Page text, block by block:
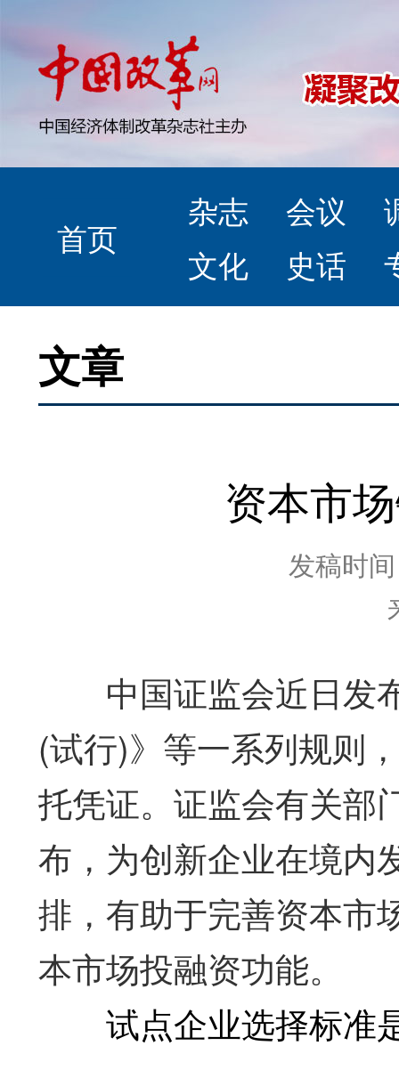
首页
杂志 会议
文化
史话
文章
资本市
发稿时
中国证监会近日发
(试行)》等一系列规则
托凭证。证监会有关部
布，为创新企业在境内
排，有助于完善资本市
本市场投融资功能。
试点企业选择标准